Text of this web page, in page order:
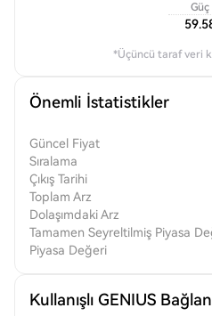
Güç
*Üçüncü taraf veri
Önemli İstatistikler
Güncel Fiyat
Sıralama
Çıkış Tarihi
Toplam Arz
Dolaşımdaki Arz
Tamamen Seyreltilmiş Piyasa
Piyasa Değeri
Kullanışlı GENIUS